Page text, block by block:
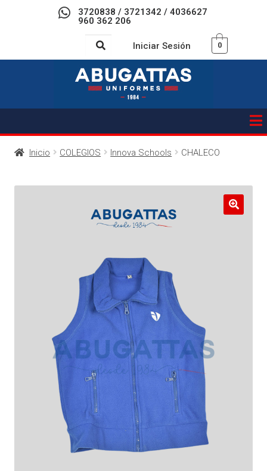
3720838 / 3721342 / 4036627
960 362 206
Iniciar Sesión 0
Inicio COLEGIOS Innova Schools CHALECO